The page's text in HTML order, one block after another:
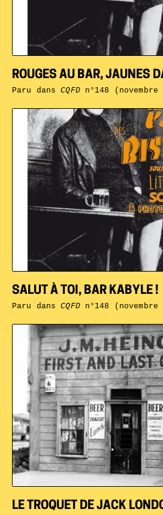
LE TROQUET DE JACK
SALUT À TOI, BAR KABYLE !
Paru dansCQFDn°148 (novembre
ROUGES AU BAR, JAUNES
Paru dansCQFDn°148 (novembre